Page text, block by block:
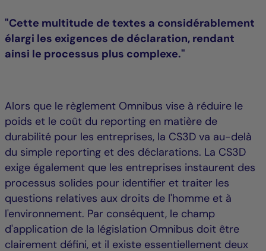
"Cette multitude de textes a considérablement
élargi les exigences de déclaration, rendant
ainsi le processus plus complexe."
Alors que le règlement Omnibus vise à réduire le
poids et le coût du reporting en matière de
durabilité pour les entreprises, la CS3D va au-delà
du simple reporting et des déclarations. La CS3D
exige également que les entreprises instaurent des
processus solides pour identifier et traiter les
questions relatives aux droits de l'homme et à
l'environnement. Par conséquent, le champ
d'application de la législation Omnibus doit être
clairement défini, et il existe essentiellement deux